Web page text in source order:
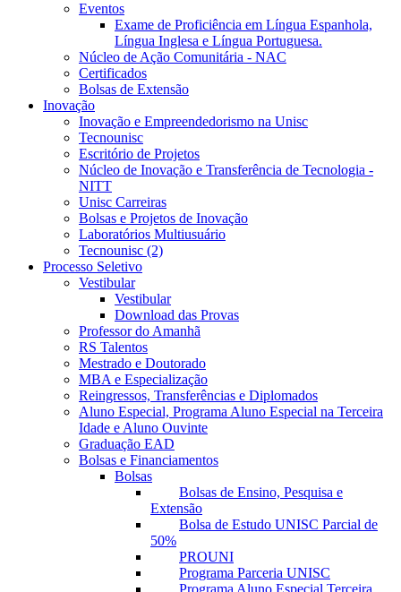
Eventos
Exame de Proficiência em Língua Espanhola,
Língua Inglesa e Língua Portuguesa.
Núcleo de Ação Comunitária - NAC
Certificados
Bolsas de Extensão
Inovação
Inovação e Empreendedorismo na Unisc
Tecnounisc
Escritório de Projetos
Núcleo de Inovação e Transferência de Tecnologia -
NITT
Unisc Carreiras
Bolsas e Projetos de Inovação
Laboratórios Multiusuário
Tecnounisc (2)
Processo Seletivo
Vestibular
Vestibular
Download das Provas
Professor do Amanhã
RS Talentos
Mestrado e Doutorado
MBA e Especialização
Reingressos, Transferências e Diplomados
Aluno Especial, Programa Aluno Especial na Terceira
Idade e Aluno Ouvinte
Graduação EAD
Bolsas e Financiamentos
Bolsas
Bolsas de Ensino, Pesquisa e
Extensão
Bolsa de Estudo UNISC Parcial de
50%
PROUNI
Programa Parceria UNISC